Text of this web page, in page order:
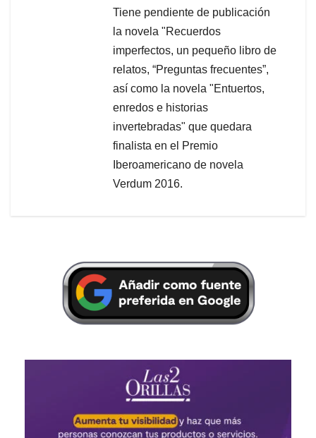
Tiene pendiente de publicación
la novela "Recuerdos
imperfectos, un pequeño libro de
relatos, “Preguntas frecuentes”,
así como la novela "Entuertos,
enredos e historias
invertebradas" que quedara
finalista en el Premio
Iberoamericano de novela
Verdum 2016.